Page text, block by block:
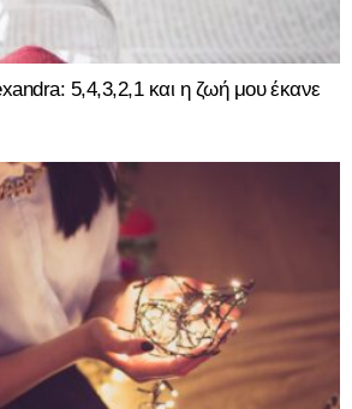
5,4,3,2,1 και η ζωή μου έκανε